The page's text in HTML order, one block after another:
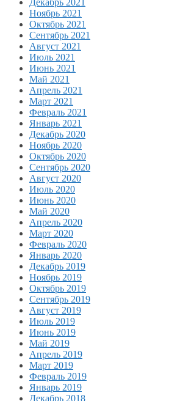
Декабрь 2021
Ноябрь 2021
Октябрь 2021
Сентябрь 2021
Август 2021
Июль 2021
Июнь 2021
Май 2021
Апрель 2021
Март 2021
Февраль 2021
Январь 2021
Декабрь 2020
Ноябрь 2020
Октябрь 2020
Сентябрь 2020
Август 2020
Июль 2020
Июнь 2020
Май 2020
Апрель 2020
Март 2020
Февраль 2020
Январь 2020
Декабрь 2019
Ноябрь 2019
Октябрь 2019
Сентябрь 2019
Август 2019
Июль 2019
Июнь 2019
Май 2019
Апрель 2019
Март 2019
Февраль 2019
Январь 2019
Декабрь 2018